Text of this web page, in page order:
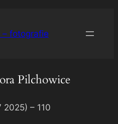
– fotografie
Pilchowice
2025) – 110